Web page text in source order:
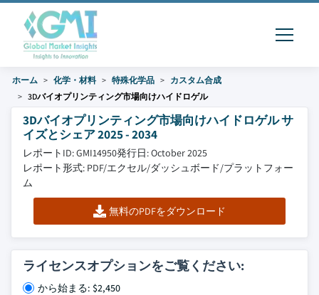
ホーム 化学・材料 特殊化学品
カスタム合成
3Dバイオプリンティング市場向けハイドロゲル
3Dバイオプリンティング市場向けハイドロゲル サ
イズとシェア 2025 - 2034
レポートID: GMI14950発行日: October 2025
レポート形式: PDF/エクセル/ダッシュボード/プラットフォー
ム
無料のPDFをダウンロード
ライセンスオプションをご覧ください:
から始まる: $2,450